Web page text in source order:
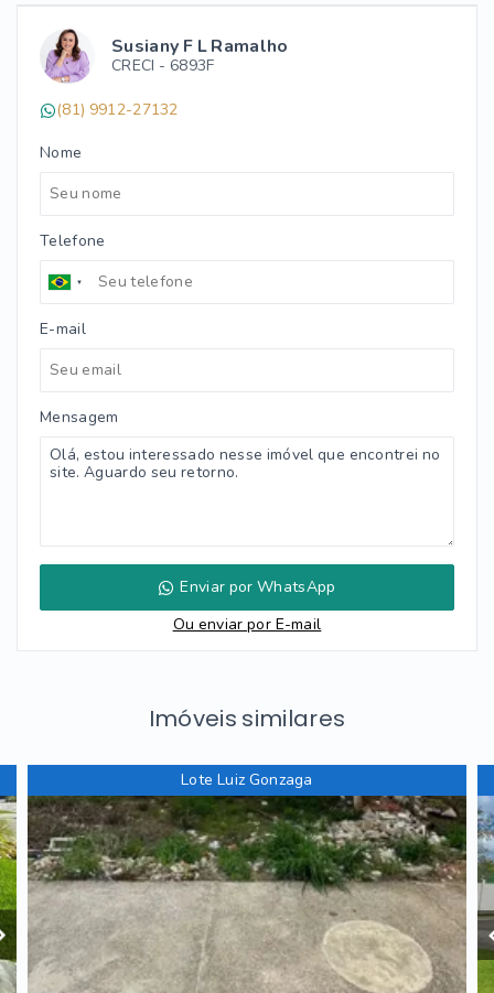
Susiany F L Ramalho
CRECI - 6893F
(81) 9912-27132
Nome
Telefone
E-mail
Mensagem
Enviar por WhatsApp
Ou enviar por E-mail
Imóveis similares
Lote Luiz Gonzaga